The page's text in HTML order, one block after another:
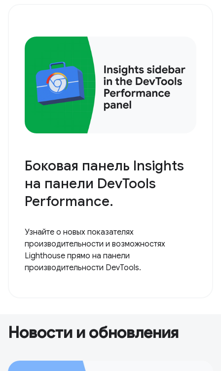
Боковая панель Insights
на панели DevTools
Performance.
Узнайте о новых показателях
производительности и возможностях
Lighthouse прямо на панели
производительности DevTools.
Новости и обновления